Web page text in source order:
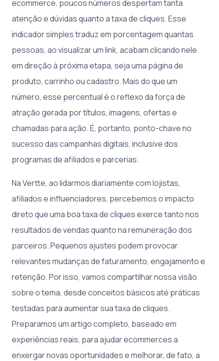
ecommerce, poucos números despertam tanta
atenção e dúvidas quanto a taxa de cliques. Esse
indicador simples traduz em porcentagem quantas
pessoas, ao visualizar um link, acabam clicando nele
em direção à próxima etapa, seja uma página de
produto, carrinho ou cadastro. Mais do que um
número, esse percentual é o reflexo da força de
atração gerada por títulos, imagens, ofertas e
chamadas para ação. É, portanto, ponto-chave no
sucesso das campanhas digitais, inclusive dos
programas de afiliados e parcerias.
Na Vertte, ao lidarmos diariamente com lojistas,
afiliados e influenciadores, percebemos o impacto
direto que uma boa taxa de cliques exerce tanto nos
resultados de vendas quanto na remuneração dos
parceiros. Pequenos ajustes podem provocar
relevantes mudanças de faturamento, engajamento e
retenção. Por isso, vamos compartilhar nossa visão
sobre o tema, desde conceitos básicos até práticas
testadas para aumentar sua taxa de cliques.
Preparamos um artigo completo, baseado em
experiências reais, para ajudar ecommerces a
enxergar novas oportunidades e melhorar, de fato, a